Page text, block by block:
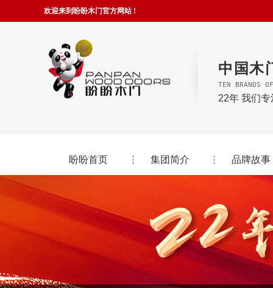
欢迎来到盼盼木门官方网站 !
中国木
TEN BRANDS
22年 我们
盼盼首页 集团简介 品牌故事